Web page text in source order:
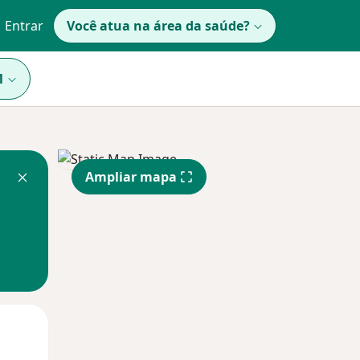
Entrar Você atua na área da saúde?
Ampliar mapa